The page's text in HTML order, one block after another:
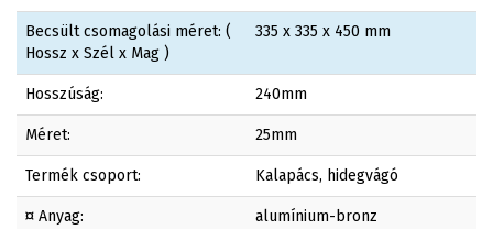
Becsült csomagolási méret: (
Hossz x Szél x Mag )
335 x 335 x 450 mm
Hosszúság: 240mm
Méret: 25mm
Termék csoport: Kalapács, hidegvágó
¤ Anyag: alumínium-bronz